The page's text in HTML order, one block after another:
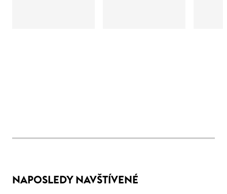
NAPOSLEDY NAVŠTÍVENÉ